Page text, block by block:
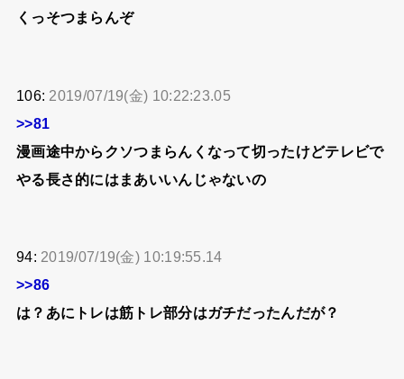
くっそつまらんぞ
106: 2019/07/19(金) 10:22:23.05
>>81
漫画途中からクソつまらんくなって切ったけどテレビで
やる長さ的にはまあいいんじゃないの
94: 2019/07/19(金) 10:19:55.14
>>86
は？あにトレは筋トレ部分はガチだったんだが？